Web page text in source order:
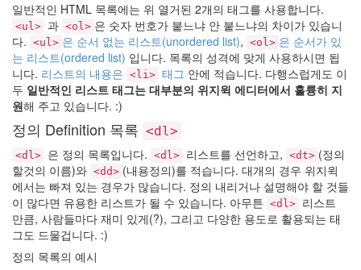
일반적인 HTML 목록에는 위 열거된 2개의 태그를 사용합니다.
<ul> 과 <ol> 은 숫자 번호가 붙느냐 안 붙느냐의 차이가 있습니
다. <ul> 은 순서 없는 리스트(unordered list), <ol> 은 순서가 있
는 리스트(ordered list) 입니다. 목록의 성격에 맞게 사용하시면 됩
니다. 리스트의 내용은 <li> 태그 안에 적습니다. 다행스럽게도 이
두 일반적인 리스트 태그는 대부분의 위지윅 에디터에서 훌륭히 지
원해 주고 있습니다. :)
정의 Definition 목록 <dl>
<dl> 은 정의 목록입니다. <dl> 리스트를 선언하고, <dt> (정의
할것의 이름)와 <dd> (내용정의)를 적습니다. 대개의 경우 위지윅
에서는 빠져 있는 경우가 많습니다. 정의 내리거나 설명해야 할 것들
이 많다면 유용한 리스트가 될 수 있습니다. 아무튼 <dl> 리스트
만큼, 사람들마다 재미 있게(?), 그리고 다양한 용도로 활용되는 태
그도 드물겁니다. :)
정의 목록의 예시
격
Browser
Danity
Kane
Lindjay
로
이
Sandstone
Crazy
background
트
래